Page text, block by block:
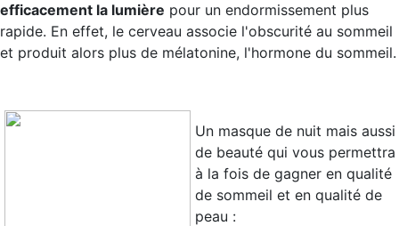
efficacement la lumière pour un endormissement plus
rapide. En effet, le cerveau associe l'obscurité au sommeil
et produit alors plus de mélatonine, l'hormone du sommeil.
Un masque de nuit mais aussi
de beauté qui vous permettra
à la fois de gagner en qualité
de sommeil et en qualité de
peau :